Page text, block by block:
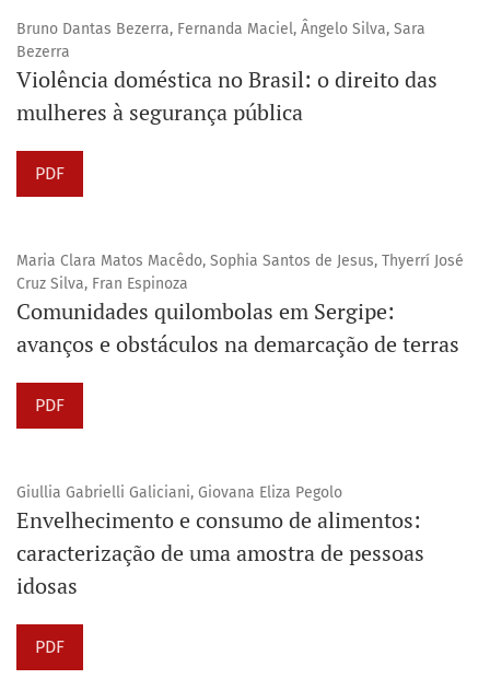
Bruno Dantas Bezerra, Fernanda Maciel, Ângelo Silva, Sara
Bezerra
Violência doméstica no Brasil: o direito das
mulheres à segurança pública
PDF
Maria Clara Matos Macêdo, Sophia Santos de Jesus, Thyerrí José
Cruz Silva, Fran Espinoza
Comunidades quilombolas em Sergipe:
avanços e obstáculos na demarcação de terras
PDF
Giullia Gabrielli Galiciani, Giovana Eliza Pegolo
Envelhecimento e consumo de alimentos:
caracterização de uma amostra de pessoas
idosas
PDF